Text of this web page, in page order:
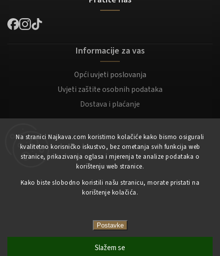
Na stranici Najkava.com koristimo kolačiće kako bismo osigurali
kvalitetno korisničko iskustvo, bez ometanja svih funkcija web
stranice, prikazivanja oglasa i mjerenja te analize podataka o
korištenju web stranice.
Kako biste slobodno koristili našu stranicu, morate pristati na
korištenje kolačića.
Postavke
Slažem se
Informacije za vas
Opći uvjeti poslovanja
Uvjeti zaštite osobnih podataka
Dostava i plaćanje
Moj račun
Registracija
Prijaviti se
Copyright 2023NajKava.com